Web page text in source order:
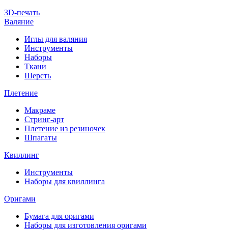
3D-печать
Валяние
Иглы для валяния
Инструменты
Наборы
Ткани
Шерсть
Плетение
Макраме
Стринг-арт
Плетение из резиночек
Шпагаты
Квиллинг
Инструменты
Наборы для квиллинга
Оригами
Бумага для оригами
Наборы для изготовления оригами